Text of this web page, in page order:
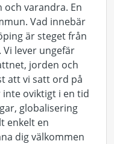
varandra. En
Vad innebär
är steget från
lever ungefär
jorden och
att vi satt ord på
inte oviktigt i en tid
globalisering
enkelt en
dig välkommen